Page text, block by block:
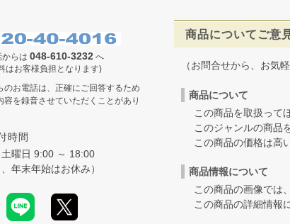
からは 048-610-3232 へ
はお客様負担となります)
のお電話は、正確にご回答するため
容を録音させていただくことがあり
時間
土曜日 9:00 ～ 18:00
、年末年始はお休み）
商品についてご意
（お問合せから、お気
商品について
この商品を取扱って
このジャンルの商品
この商品の価格は高
商品情報について
この商品の画像では
この商品の詳細情報